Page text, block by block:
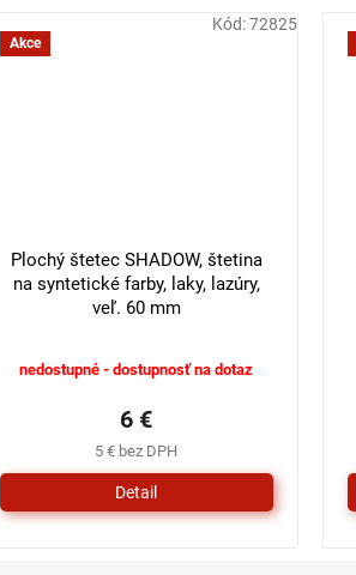
Akce
Plochý štetec SHADOW, štetina
na syntetické farby, laky, lazúry,
veľ. 60 mm
nedostupné - dostupnosť na dotaz
5 € bez DPH
6 €
Detail
Kód:72825